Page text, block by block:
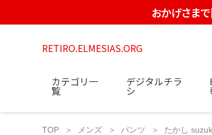
おかげさま
RETIRO.ELMESIAS.ORG
カテゴリ一
覧
デジタルチラ
シ
TOP メンズ パンツ たかし